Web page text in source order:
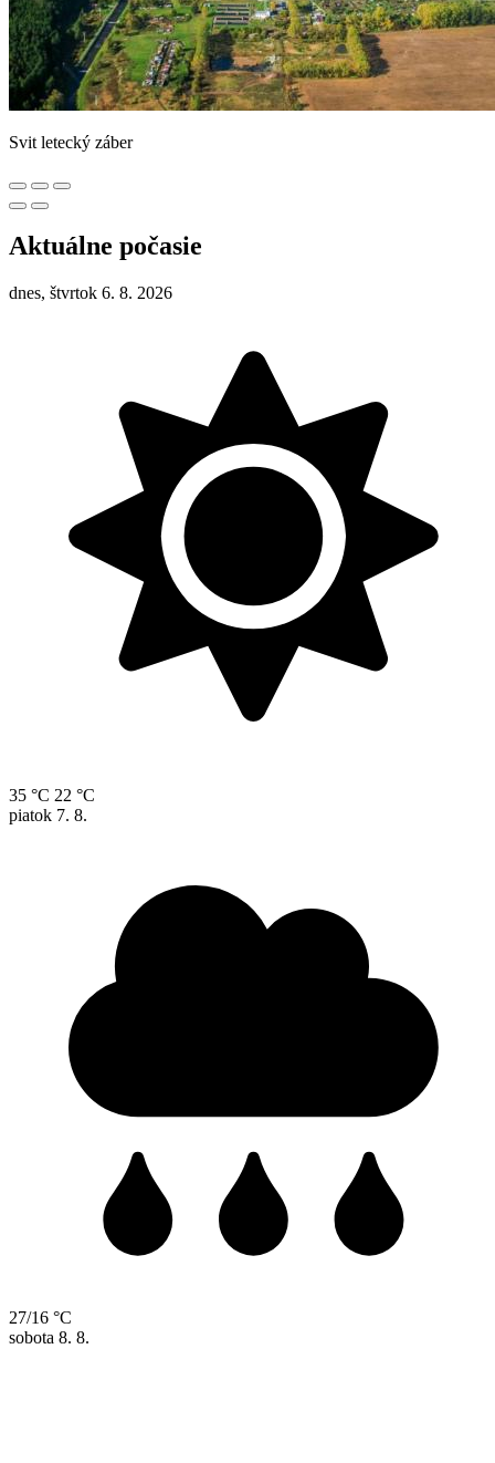
Svit letecký záber
Aktuálne počasie
dnes, štvrtok 6. 8. 2026
35 °C 22 °C
piatok 7. 8.
27/16 °C
sobota 8. 8.